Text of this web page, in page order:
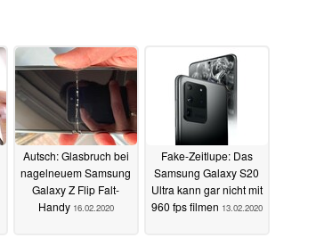
Autsch: Glasbruch bei
nagelneuem Samsung
Galaxy Z Flip Falt-
Handy 16.02.2020
Fake-Zeitlupe: Das
Samsung Galaxy S20
Ultra kann gar nicht mit
960 fps filmen 13.02.2020